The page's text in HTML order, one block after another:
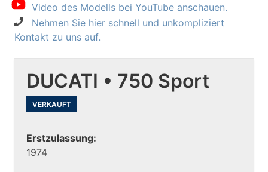
Video des Modells bei YouTube anschauen.
Nehmen Sie hier schnell und unkompliziert
Kontakt zu uns auf.
DUCATI • 750 Sport
VERKAUFT
Erstzulassung:
1974